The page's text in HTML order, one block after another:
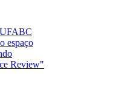
UFABC
espaço
Review"